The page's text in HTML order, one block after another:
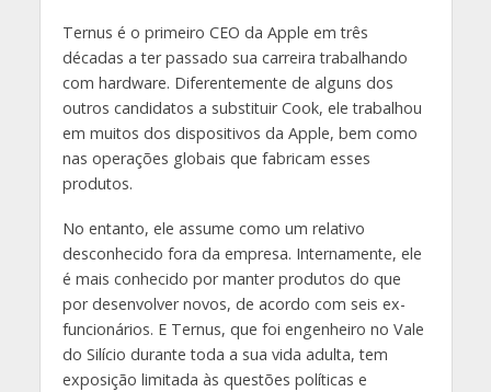
Ternus é o primeiro CEO da Apple em três
décadas a ter passado sua carreira trabalhando
com hardware. Diferentemente de alguns dos
outros candidatos a substituir Cook, ele trabalhou
em muitos dos dispositivos da Apple, bem como
nas operações globais que fabricam esses
produtos.
No entanto, ele assume como um relativo
desconhecido fora da empresa. Internamente, ele
é mais conhecido por manter produtos do que
por desenvolver novos, de acordo com seis ex-
funcionários. E Ternus, que foi engenheiro no Vale
do Silício durante toda a sua vida adulta, tem
exposição limitada às questões políticas e